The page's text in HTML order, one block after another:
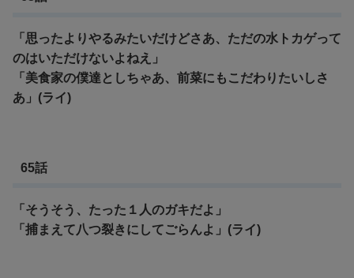
「思ったよりやるみたいだけどさあ、ただの水トカゲって
のはいただけないよねえ」
「美食家の僕達としちゃあ、前菜にもこだわりたいしさ
あ」(ライ)
65話
「そうそう、たった１人のガキだよ」
「捕まえて八つ裂きにしてごらんよ」(ライ)